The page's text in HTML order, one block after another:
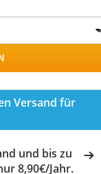
Versand für
und bis zu
8,90€/Jahr.